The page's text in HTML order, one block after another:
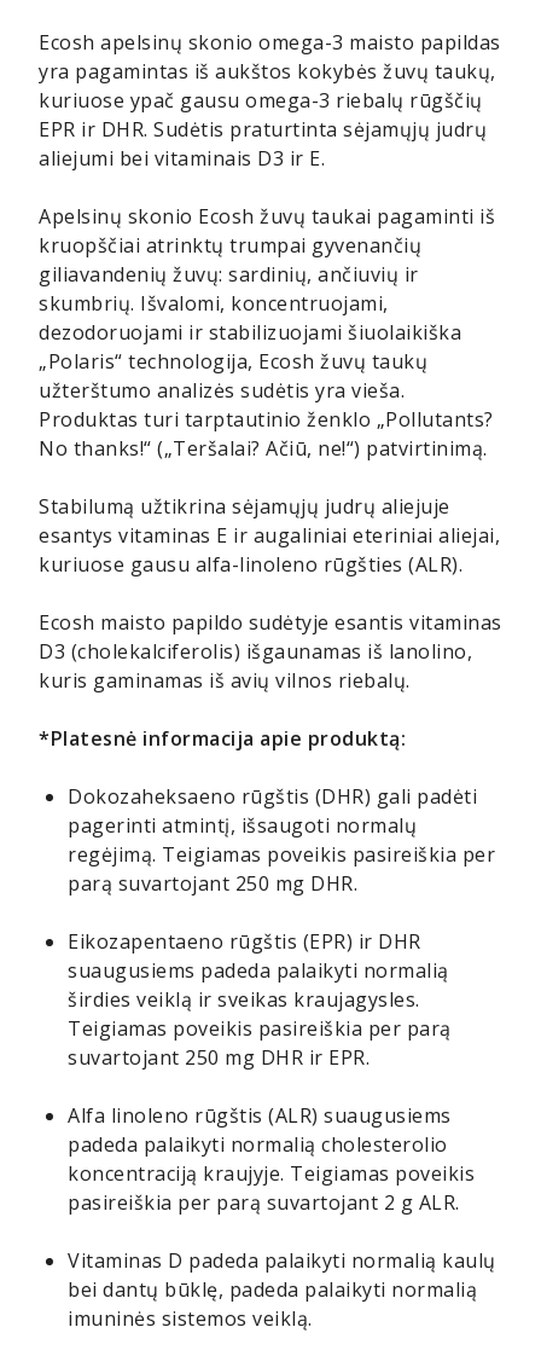
Ecosh apelsinų skonio omega-3 maisto papildas
yra pagamintas iš aukštos kokybės žuvų taukų,
kuriuose ypač gausu omega-3 riebalų rūgščių
EPR ir DHR. Sudėtis praturtinta sėjamųjų judrų
aliejumi bei vitaminais D3 ir E.
Apelsinų skonio Ecosh žuvų taukai pagaminti iš
kruopščiai atrinktų trumpai gyvenančių
giliavandenių žuvų: sardinių, ančiuvių ir
skumbrių. Išvalomi, koncentruojami,
dezodoruojami ir stabilizuojami šiuolaikiška
„Polaris“ technologija, Ecosh žuvų taukų
užterštumo analizės sudėtis yra vieša.
Produktas turi tarptautinio ženklo „Pollutants?
No thanks!“ („Teršalai? Ačiū, ne!“) patvirtinimą.
Stabilumą užtikrina sėjamųjų judrų aliejuje
esantys vitaminas E ir augaliniai eteriniai aliejai,
kuriuose gausu alfa-linoleno rūgšties (ALR).
Ecosh maisto papildo sudėtyje esantis vitaminas
D3 (cholekalciferolis) išgaunamas iš lanolino,
kuris gaminamas iš avių vilnos riebalų.
*Platesnė informacija apie produktą:
Dokozaheksaeno rūgštis (DHR) gali padėti
pagerinti atmintį, išsaugoti normalų
regėjimą. Teigiamas poveikis pasireiškia per
parą suvartojant 250 mg DHR.
Eikozapentaeno rūgštis (EPR) ir DHR
suaugusiems padeda palaikyti normalią
širdies veiklą ir sveikas kraujagysles.
Teigiamas poveikis pasireiškia per parą
suvartojant 250 mg DHR ir EPR.
Alfa linoleno rūgštis (ALR) suaugusiems
padeda palaikyti normalią cholesterolio
koncentraciją kraujyje. Teigiamas poveikis
pasireiškia per parą suvartojant 2 g ALR.
Vitaminas D padeda palaikyti normalią kaulų
bei dantų būklę, padeda palaikyti normalią
imuninės sistemos veiklą.